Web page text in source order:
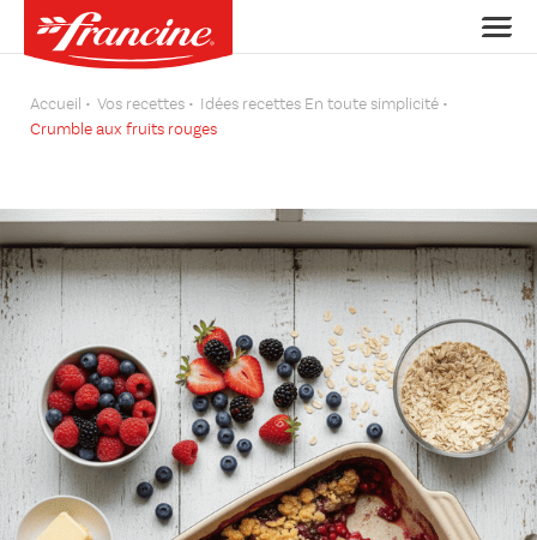
Accueil Vos recettes
Idées recettes En toute simplicité
Crumble aux fruits rouges